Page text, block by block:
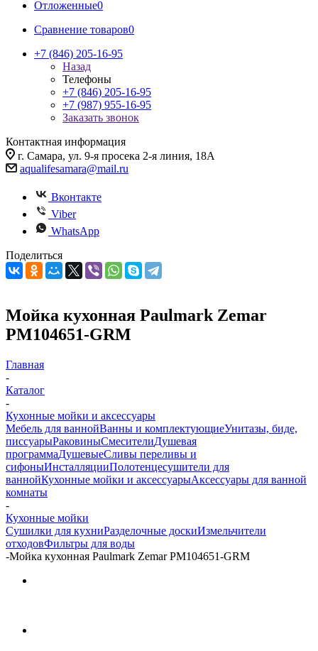
Отложенные0
Сравнение товаров0
+7 (846) 205-16-95
Назад
Телефоны
+7 (846) 205-16-95
+7 (987) 955-16-95
Заказать звонок
Контактная информация
г. Самара, ул. 9-я просека 2-я линия, 18А
aqualifesamara@mail.ru
Вконтакте
Viber
WhatsApp
Поделиться
Мойка кухонная Paulmark Zemar
PM104651-GRM
Главная
-
Каталог
-
Кухонные мойки и аксессуары
Мебель для ваннойВанны и комплектующиеУнитазы, биде,
писсуарыРаковиныСмесителиДушевая
программаДушевыеСливы переливы и
сифоныИнсталляцииПолотенцесушители для
ваннойКухонные мойки и аксессуарыАксессуары для ванной
комнаты
-
Кухонные мойки
Сушилки для кухниРазделочные доскиИзмельчители
отходовФильтры для воды
-Мойка кухонная Paulmark Zemar PM104651-GRM